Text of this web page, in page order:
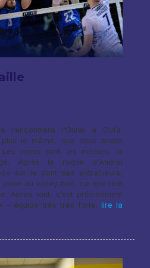
rencontrera l'Oural à Oufa.
le même, que nous avons
noms sont les mêmes, la
Après le roque d'Andrei
sur le pont des entraîneurs,
au volley-ball, ce que tout
Après tout, c’est précisément
– équipe très très forte. lire la